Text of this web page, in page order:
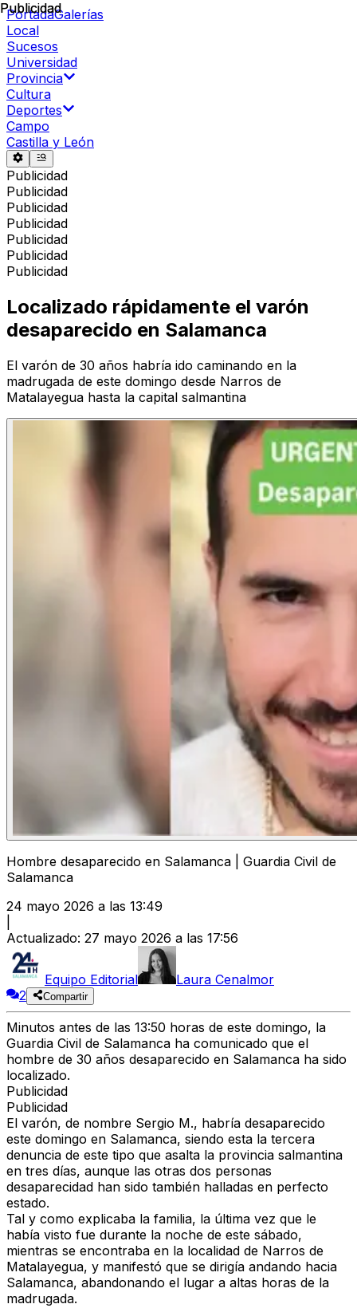
PortadaGalerías
Local
Sucesos
Universidad
Provincia
Cultura
Deportes
Campo
Castilla y León
Publicidad
Publicidad
Publicidad
Publicidad
Publicidad
Publicidad
Publicidad
Publicidad
Localizado rápidamente el varón
desaparecido en Salamanca
El varón de 30 años habría ido caminando en la
madrugada de este domingo desde Narros de
Matalayegua hasta la capital salmantina
Hombre desaparecido en Salamanca | Guardia Civil de
Salamanca
24 mayo 2026 a las 13:49
Actualizado: 27 mayo 2026 a las 17:56
Equipo Editorial
Laura Cenalmor
2
Compartir
Minutos antes de las 13:50 horas de este domingo, la
Guardia Civil de Salamanca ha comunicado que el
hombre de 30 años desaparecido en Salamanca ha sido
localizado.
Publicidad
Publicidad
El varón, de nombre Sergio M., habría desaparecido
este domingo en Salamanca, siendo esta la tercera
denuncia de este tipo que asalta la provincia salmantina
en tres días, aunque las otras dos personas
desaparecidad han sido también halladas en perfecto
estado.
Tal y como explicaba la familia, la última vez que le
había visto fue durante la noche de este sábado,
mientras se encontraba en la localidad de Narros de
Matalayegua, y manifestó que se dirigía andando hacia
Salamanca, abandonando el lugar a altas horas de la
madrugada.
Publicidad